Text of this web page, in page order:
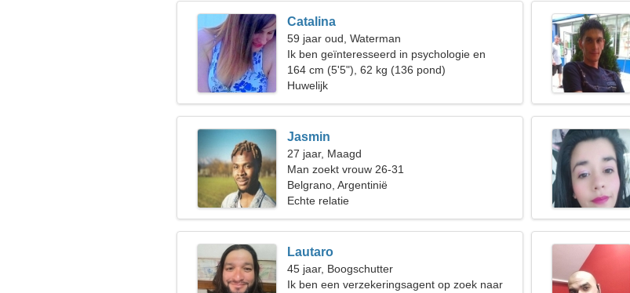
Catalina
59 jaar oud, Waterman
Ik ben geïnteresseerd in psychologie en
nachtclubs
164 cm (5'5"), 62 kg (136 pond)
Huwelijk
Jasmin
27 jaar, Maagd
Man zoekt vrouw 26-31
Belgrano, Argentinië
Echte relatie
Lautaro
45 jaar, Boogschutter
Ik ben een verzekeringsagent op zoek naar